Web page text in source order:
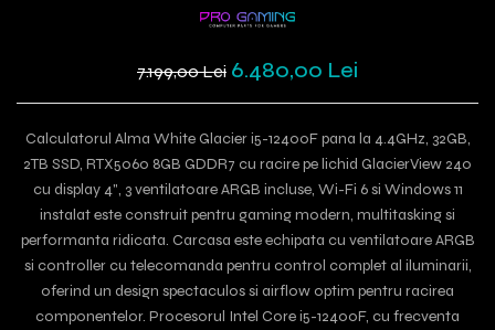
7.199,00 Lei 6.480,00 Lei
Calculatorul Alma White Glacier i5-12400F pana la 4.4GHz, 32GB,
2TB SSD, RTX5060 8GB GDDR7 cu racire pe lichid GlacierView 240
cu display 4", 3 ventilatoare ARGB incluse, Wi-Fi 6 si Windows 11
instalat este construit pentru gaming modern, multitasking si
performanta ridicata. Carcasa este echipata cu ventilatoare ARGB
si controller cu telecomanda pentru control complet al iluminarii,
oferind un design spectaculos si airflow optim pentru racirea
componentelor. Procesorul Intel Core i5-12400F, cu frecventa